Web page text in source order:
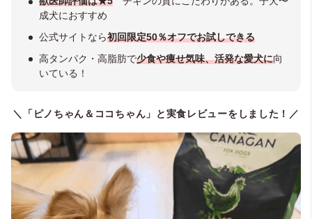
成犬におすすめ
公式サイトなら初回限定50％オフでお試しできる
高タンパク・高脂肪で少食や痩せ気味、活発な愛犬に向
いている！
＼「ピノちゃん＆ココちゃん」と実食レビューをしました！／